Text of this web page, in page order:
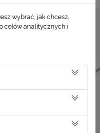
wybrać, jak chcesz,
celów analitycznych i